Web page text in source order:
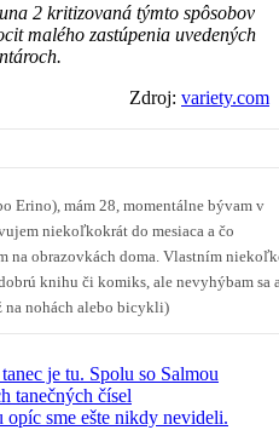
2 kritizovaná týmto spôsobov
malého zastúpenia uvedených
Zdroj: variety.com
Erino), mám 28, momentálne bývam v
niekoľkokrát do mesiaca a čo
na obrazovkách doma. Vlastním
knihu či komiks, ale nevyhýbam sa
nohách alebo bicykli)
je tu. Spolu so Salmou
tanečných čísel
sme ešte nikdy nevideli.